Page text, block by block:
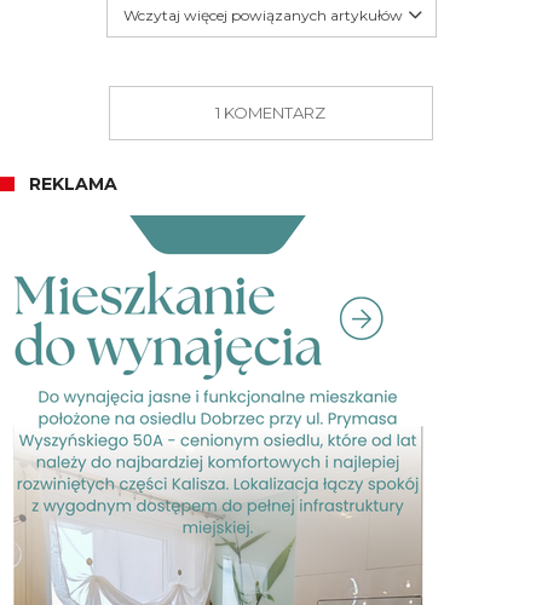
Wczytaj więcej powiązanych artykułów
1 KOMENTARZ
REKLAMA